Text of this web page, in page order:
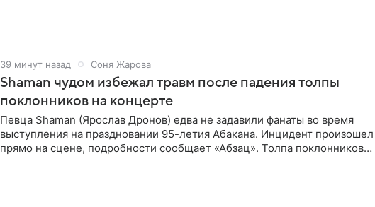
39 минут назад Соня Жарова
Shaman чудом избежал травм после падения толпы
поклонников на концерте
Певца Shaman (Ярослав Дронов) едва не задавили фанаты во время
выступления на праздновании 95-летия Абакана. Инцидент произошел
прямо на сцене, подробности сообщает «Абзац». Толпа поклонников